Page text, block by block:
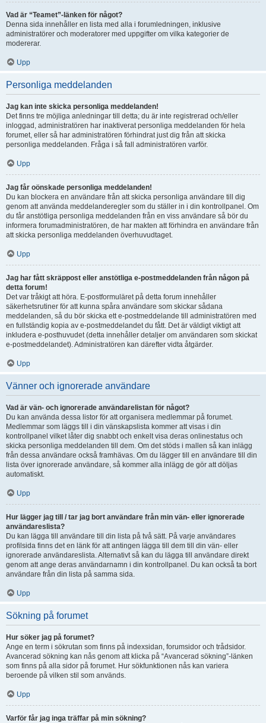
Vad är “Teamet”-länken för något?
Denna sida innehåller en lista med alla i forumledningen, inklusive
administratörer och moderatorer med uppgifter om vilka kategorier de
modererar.
Upp
Personliga meddelanden
Jag kan inte skicka personliga meddelanden!
Det finns tre möjliga anledningar till detta; du är inte registrerad och/eller
inloggad, administratören har inaktiverat personliga meddelanden för hela
forumet, eller så har administratören förhindrat just dig från att skicka
personliga meddelanden. Fråga i så fall administratören varför.
Upp
Jag får oönskade personliga meddelanden!
Du kan blockera en användare från att skicka personliga användare till dig
genom att använda meddelanderegler som du ställer in i din kontrollpanel. Om
du får anstötliga personliga meddelanden från en viss användare så bör du
informera forumadministratören, de har makten att förhindra en användare från
att skicka personliga meddelanden överhuvudtaget.
Upp
Jag har fått skräppost eller anstötliga e-postmeddelanden från någon på
detta forum!
Det var tråkigt att höra. E-postformuläret på detta forum innehåller
säkerhetsrutiner för att kunna spåra användare som skickar sådana
meddelanden, så du bör skicka ett e-postmeddelande till administratören med
en fullständig kopia av e-postmeddelandet du fått. Det är väldigt viktigt att
inkludera e-posthuvudet (detta innehåller detaljer om användaren som skickat
e-postmeddelandet). Administratören kan därefter vidta åtgärder.
Upp
Vänner och ignorerade användare
Vad är vän- och ignorerade användarelistan för något?
Du kan använda dessa listor för att organisera medlemmar på forumet.
Medlemmar som läggs till i din vänskapslista kommer att visas i din
kontrollpanel vilket låter dig snabbt och enkelt visa deras onlinestatus och
skicka personliga meddelanden till dem. Om det stöds i mallen så kan inlägg
från dessa användare också framhävas. Om du lägger till en användare till din
lista över ignorerade användare, så kommer alla inlägg de gör att döljas
automatiskt.
Upp
Hur lägger jag till / tar jag bort användare från min vän- eller ignorerade
användareslista?
Du kan lägga till användare till din lista på två sätt. På varje användares
profilsida finns det en länk för att antingen lägga till dem till din vän- eller
ignorerade användareslista. Alternativt så kan du lägga till användare direkt
genom att ange deras användarnamn i din kontrollpanel. Du kan också ta bort
användare från din lista på samma sida.
Upp
Sökning på forumet
Hur söker jag på forumet?
Ange en term i sökrutan som finns på indexsidan, forumsidor och trådsidor.
Avancerad sökning kan nås genom att klicka på “Avancerad sökning”-länken
som finns på alla sidor på forumet. Hur sökfunktionen nås kan variera
beroende på vilken stil som används.
Upp
Varför får jag inga träffar på min sökning?